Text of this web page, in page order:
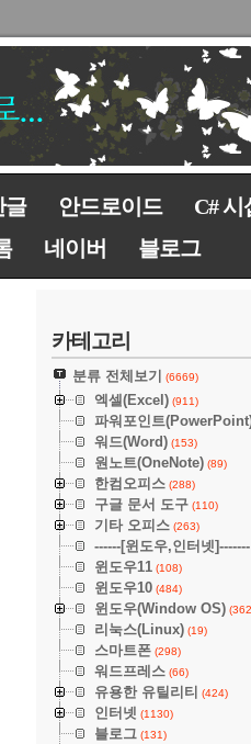
글 안드로이드
C# 시
네이버 블로그
카테고리
분류 전체보기 (6669)
엑셀(Excel) (911)
파워포인트
워드(Word) (153)
원노트(OneNote) (89)
한컴오피스 (288)
구글 문서 도구 (110)
기타 오피스 (263)
------[윈도우,인터넷]-------
윈도우11 (108)
윈도우10 (484)
윈도우(Window OS)
리눅스(Linux) (19)
스마트폰 (298)
워드프레스 (66)
유용한 유틸리티 (424)
인터넷 (1130)
블로그 (131)